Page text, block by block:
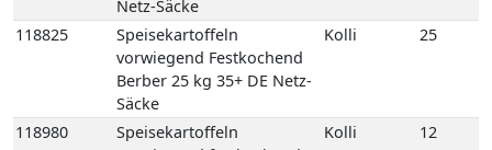
Speisekartoffeln
vorwiegend festkochend
Quarta 12,5 kg 35+ DE
Netz-Säcke
Speisekartoffeln
vorwiegend festkochend